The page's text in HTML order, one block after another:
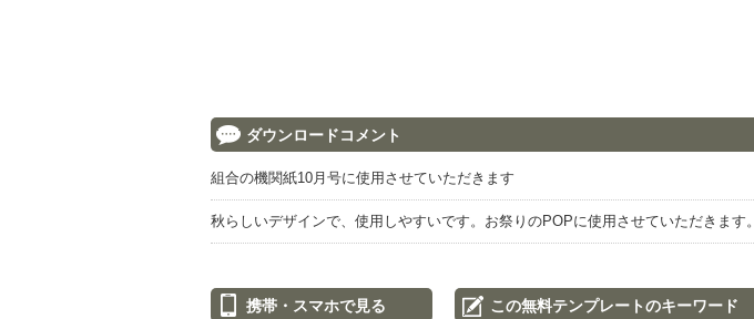
ダウンロードコメント
組合の機関紙10月号に使用させていただきます
秋らしいデザインで、使用しやすいです。お祭りのPOPに使用させていただきます。
携帯・スマホで見る この無料テンプレートのキーワード